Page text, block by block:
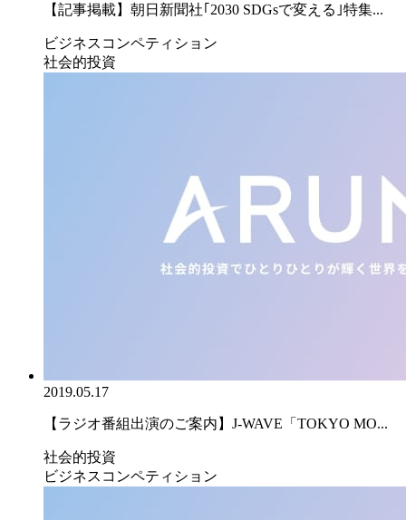
【記事掲載】朝日新聞社｢2030 SDGsで変える｣特集...
ビジネスコンペティション
社会的投資
2019.05.17
【ラジオ番組出演のご案内】J-WAVE「TOKYO MO...
社会的投資
ビジネスコンペティション